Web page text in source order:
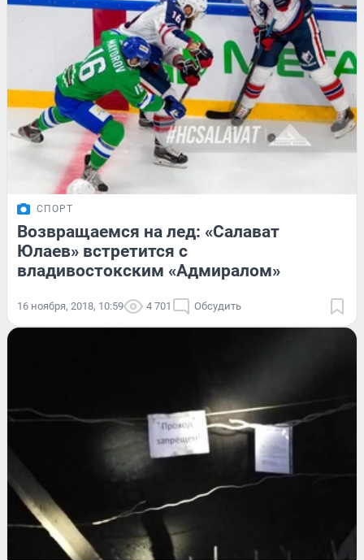
СПОРТ
Возвращаемся на лед: «Салават
Юлаев» встретится с
владивостокским «Адмиралом»
16 ноября, 2018, 10:59 4 701 Обсудить